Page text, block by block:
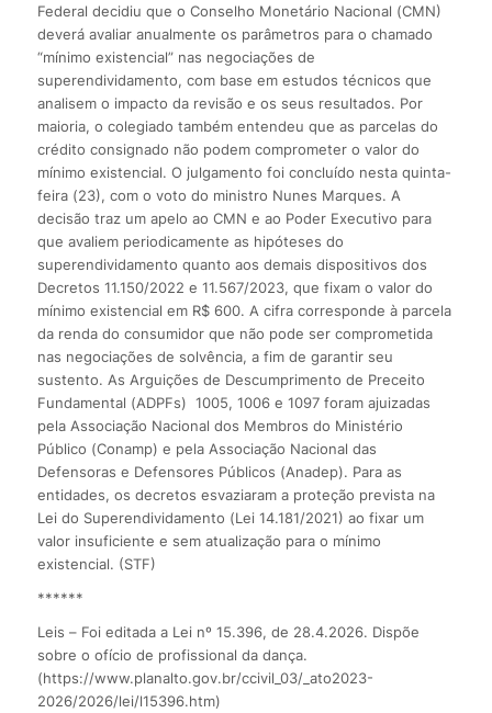
Federal decidiu que o Conselho Monetário Nacional (CMN)
deverá avaliar anualmente os parâmetros para o chamado
“mínimo existencial” nas negociações de
superendividamento, com base em estudos técnicos que
analisem o impacto da revisão e os seus resultados. Por
maioria, o colegiado também entendeu que as parcelas do
crédito consignado não podem comprometer o valor do
mínimo existencial. O julgamento foi concluído nesta quinta-
feira (23), com o voto do ministro Nunes Marques. A
decisão traz um apelo ao CMN e ao Poder Executivo para
que avaliem periodicamente as hipóteses do
superendividamento quanto aos demais dispositivos dos
Decretos 11.150/2022 e 11.567/2023, que fixam o valor do
mínimo existencial em R$ 600. A cifra corresponde à parcela
da renda do consumidor que não pode ser comprometida
nas negociações de solvência, a fim de garantir seu
sustento. As Arguições de Descumprimento de Preceito
Fundamental (ADPFs) 1005, 1006 e 1097 foram ajuizadas
pela Associação Nacional dos Membros do Ministério
Público (Conamp) e pela Associação Nacional das
Defensoras e Defensores Públicos (Anadep). Para as
entidades, os decretos esvaziaram a proteção prevista na
Lei do Superendividamento (Lei 14.181/2021) ao fixar um
valor insuficiente e sem atualização para o mínimo
existencial. (STF)
******
Leis – Foi editada a Lei nº 15.396, de 28.4.2026. Dispõe
sobre o ofício de profissional da dança.
(https://www.planalto.gov.br/ccivil_03/_ato2023-
2026/2026/lei/l15396.htm)